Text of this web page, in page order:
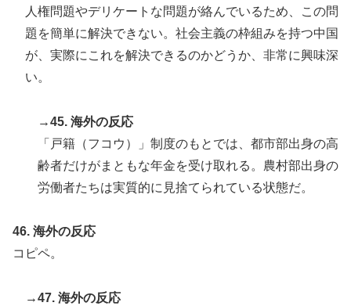
人権問題やデリケートな問題が絡んでいるため、この問
題を簡単に解決できない。社会主義の枠組みを持つ中国
が、実際にこれを解決できるのかどうか、非常に興味深
い。
→45. 海外の反応
「戸籍（フコウ）」制度のもとでは、都市部出身の高
齢者だけがまともな年金を受け取れる。農村部出身の
労働者たちは実質的に見捨てられている状態だ。
46. 海外の反応
コピペ。
→47. 海外の反応